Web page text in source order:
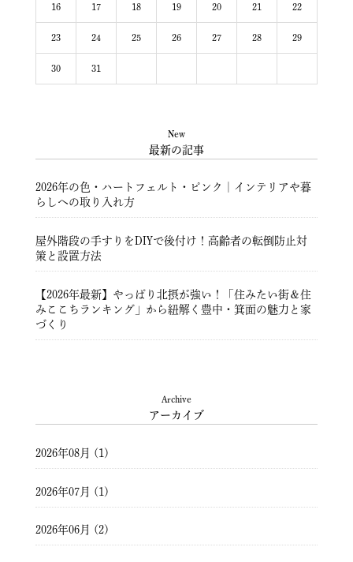
16 17 18 19 20 21 22
23 24 25 26 27 28 29
30 31
New
最新の記事
2026年の色・ハートフェルト・ピンク｜インテリアや暮
らしへの取り入れ方
屋外階段の手すりをDIYで後付け！高齢者の転倒防止対
策と設置方法
【2026年最新】やっぱり北摂が強い！「住みたい街＆住
みここちランキング」から紐解く豊中・箕面の魅力と家
づくり
Archive
アーカイブ
2026年08月 (1)
2026年07月 (1)
2026年06月 (2)